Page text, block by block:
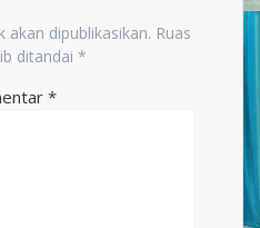
akan dipublikasikan. Ruas
ditandai *
*